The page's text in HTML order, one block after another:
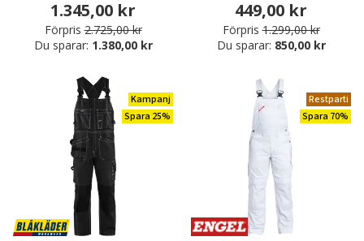
1.345,00 kr
Förpris 2.725,00 kr
Du sparar: 1.380,00 kr
449,00 kr
Förpris 1.299,00 kr
Du sparar: 850,00 kr
Kampanj
Spara 25%
Restparti
Spara 70%